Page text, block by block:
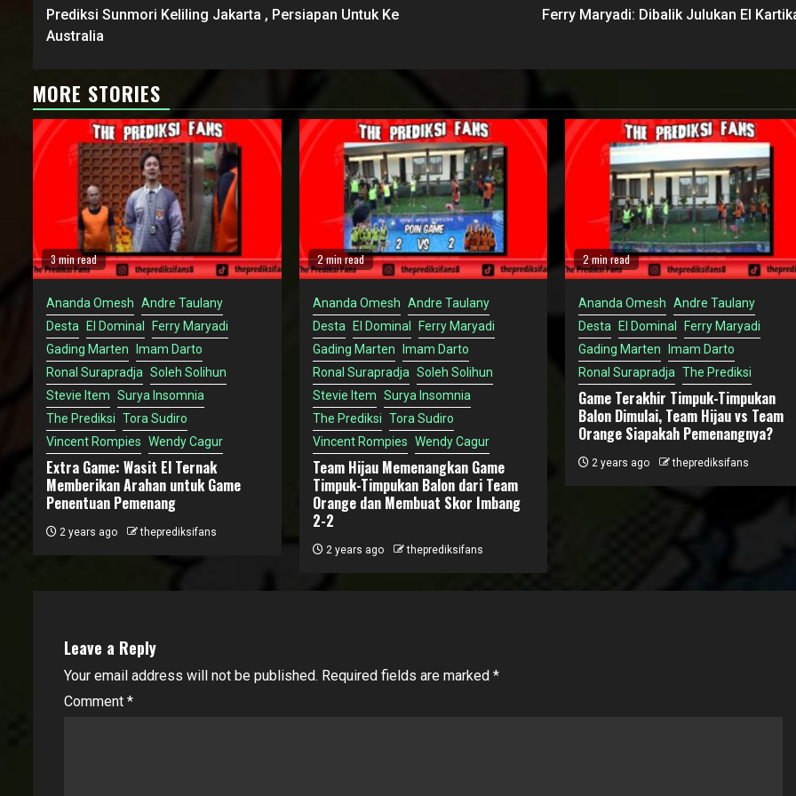
Reading
Prediksi Sunmori Keliling Jakarta , Persiapan Untuk Ke
Australia
Ferry Maryadi: Dibalik Julukan El
MORE STORIES
3 min read
Ananda Omesh Andre Taulany
Desta
El Dominal
Ferry Maryadi
Gading Marten
Imam Darto
Ronal Surapradja Soleh Solihun
Stevie Item Surya Insomnia
The Prediksi Tora Sudiro
Vincent Rompies Wendy Cagur
Extra Game: Wasit El Ternak
Memberikan Arahan untuk Game
Penentuan Pemenang
2 years ago theprediksifans
2 min read
Ananda Omesh Andre Taulany
Desta
El Dominal
Ferry Maryadi
Gading Marten
Imam Darto
Ronal Surapradja Soleh Solihun
Stevie Item Surya Insomnia
The Prediksi Tora Sudiro
Vincent Rompies Wendy Cagur
Team Hijau Memenangkan Game
Timpuk-Timpukan Balon dari Team
Orange dan Membuat Skor Imbang
2-2
2 years ago theprediksifans
2 min read
Ananda Omesh Andre Taulany
Desta
El Dominal
Ferry Maryadi
Gading Marten
Imam Darto
Ronal Surapradja The Prediksi
Game Terakhir Timpuk-Timpukan
Balon Dimulai, Team Hijau vs Team
Orange Siapakah Pemenangnya?
2 years ago theprediksifans
Leave a Reply
Your email address will not be published. Required fields are marked *
Comment *